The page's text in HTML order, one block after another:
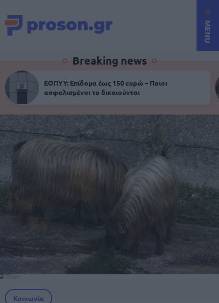
MENU
Breaking news
ΕΟΠΥΥ: Επίδομα έως 150 ευρώ – Ποιοι
ασφαλισμένοι το δικαιούνται
Κοινωνία